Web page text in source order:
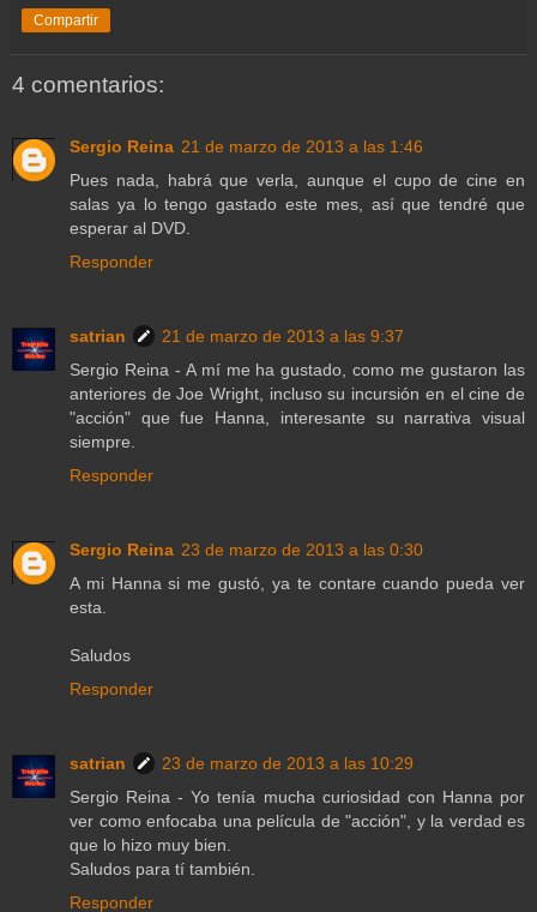
Compartir
4 comentarios:
Sergio Reina 21 de marzo de 2013 a las 1:46
Pues nada, habrá que verla, aunque el cupo de cine en
salas ya lo tengo gastado este mes, así que tendré que
esperar al DVD.
Responder
satrian
21 de marzo de 2013 a las 9:37
Sergio Reina - A mí me ha gustado, como me gustaron las
anteriores de Joe Wright, incluso su incursión en el cine de
"acción" que fue Hanna, interesante su narrativa visual
siempre.
Responder
Sergio Reina 23 de marzo de 2013 a las 0:30
A mi Hanna si me gustó, ya te contare cuando pueda ver
esta.
Saludos
Responder
satrian
23 de marzo de 2013 a las 10:29
Sergio Reina - Yo tenía mucha curiosidad con Hanna por
ver como enfocaba una película de "acción", y la verdad es
que lo hizo muy bien.
Saludos para tí también.
Responder